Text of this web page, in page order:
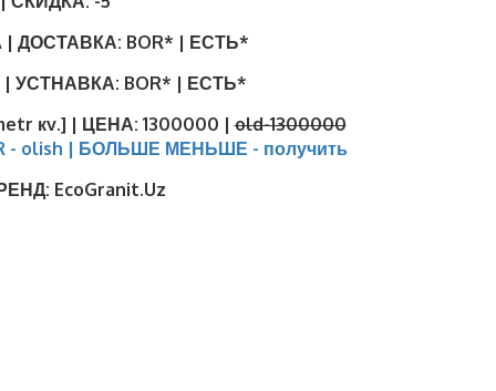
| ДОСТАВКА: BOR* | ЕСТЬ*
| УСТНАВКА: BOR* | ЕСТЬ*
кv.] | ЦЕНА: 1300000 |old-1300000
- olish | БОЛЬШЕ МЕНЬШЕ - получить
EcoGranit.Uz